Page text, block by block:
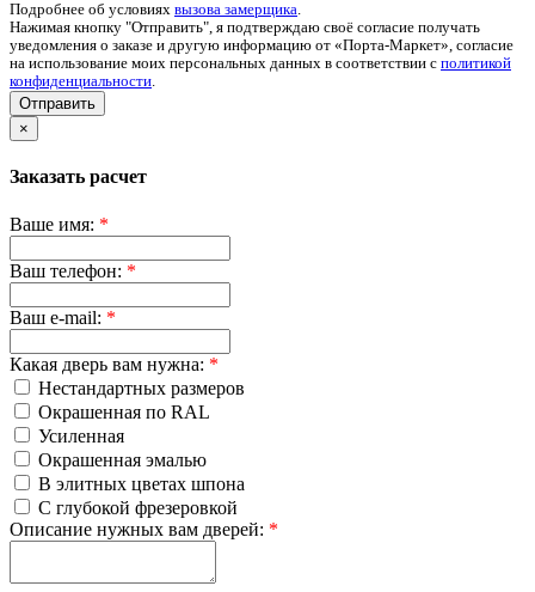
Подробнее об условиях вызова замерщика.
Нажимая кнопку "Отправить", я подтверждаю своё согласие получать
уведомления о заказе и другую информацию от «Порта-Маркет», согласие
на использование моих персональных данных в соответствии с политикой
конфиденциальности.
Отправить
×
Заказать расчет
Ваше имя: *
Ваш телефон: *
Ваш e-mail: *
Какая дверь вам нужна: *
Нестандартных размеров
Окрашенная по RAL
Усиленная
Окрашенная эмалью
В элитных цветах шпона
С глубокой фрезеровкой
Описание нужных вам дверей: *